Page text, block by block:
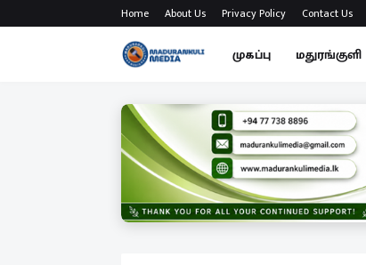
Home About Us Privacy Policy Contact Us
முகப்பு மதுரங்குளி